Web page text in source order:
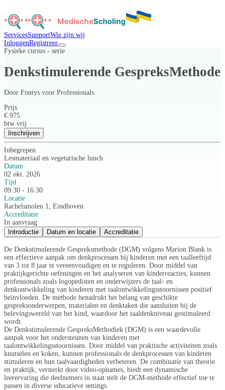
ServicesSupportWie zijn wij
InloggenRegistreer
Fysieke cursus - serie
Denkstimulerende GespreksMethode
Door Fontys voor Professionals
Prijs
€ 975
btw vrij
Inschrijven
Inbegrepen
Lesmateriaal en vegetarische lunch
Datum
02 okt. 2026
Tijd
09:30 - 16:30
Locatie
Rachelsmolen 1, Eindhoven
Accreditatie
In aanvraag
Introductie
Datum en locatie Accreditatie
De Denkstimulerende Gespreksmethode (DGM) volgens Marion Blank is
een effectieve aanpak om denkprocessen bij kinderen met een taalleeftijd
van 3 tot 8 jaar te vereenvoudigen en te reguleren. Door middel van
praktijkgerichte oefeningen en het analyseren van kinderreacties, kunnen
professionals zoals logopedisten en onderwijzers de taal- en
denkontwikkeling van kinderen met taalontwikkelingsstoornissen positief
beïnvloeden. De methode benadrukt het belang van geschikte
gespreksonderwerpen, materialen en denktaken die aansluiten bij de
belevingswereld van het kind, waardoor het taaldenkniveau gestimuleerd
wordt.
De Denkstimulerende GespreksMethodiek (DGM) is een waardevolle
aanpak voor het ondersteunen van kinderen met
taalontwikkelingsstoornissen. Door middel van praktische activiteiten zoals
knutselen en koken, kunnen professionals de denkprocessen van kinderen
stimuleren en hun taalvaardigheden verbeteren. De combinatie van theorie
en praktijk, versterkt door video-opnames, biedt een dynamische
leerervaring die deelnemers in staat stelt de DGM-methode effectief toe te
passen in diverse educatieve settings.